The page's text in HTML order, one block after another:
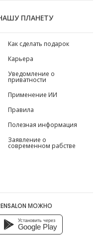
ПЛАНЕТУ
Как сделать подарок
Карьера
Уведомление о
приватности
Применение ИИ
Правила
Полезная информация
Заявление о
современном рабстве
МОЖНО
Установить через
Google Play